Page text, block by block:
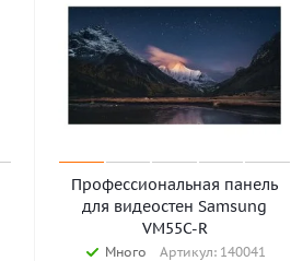
Профессиональная панель
для видеостен Samsung
VM55C-R
Много Артикул: 140041